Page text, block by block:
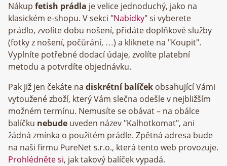
Nákup fetish prádla je velice jednoduchý, jako na
klasickém e-shopu. V sekci "Nabídky" si vyberete
prádlo, zvolíte dobu nošení, přidáte doplňkové služby
(fotky z nošení, počůrání, …) a kliknete na "Koupit".
Vyplníte potřebné dodací údaje, zvolíte platební
metodu a potvrdíte objednávku.
Pak již jen čekáte na diskrétní balíček obsahující Vámi
vytoužené zboží, který Vám slečna odešle v nejbližším
možném termínu. Nemusíte se obávat – na obálce
balíčku nebude uveden název "Kalhotkomat", ani
žádná zmínka o použitém prádle. Zpětná adresa bude
na naši firmu
, která tento web provozuje.
Prohlédněte si, jak takový balíček vypadá.